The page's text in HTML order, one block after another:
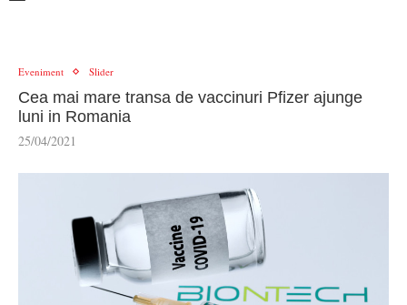
Eveniment Slider
Cea mai mare transa de vaccinuri Pfizer ajunge
luni in Romania
25/04/2021